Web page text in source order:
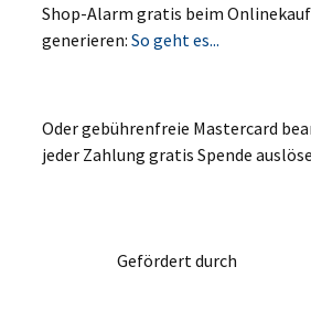
Shop-Alarm gratis beim Onlinekauf
generieren:So geht es...
Oder gebührenfreie Mastercard
jeder Zahlung gratis Spende
Gefördert durch